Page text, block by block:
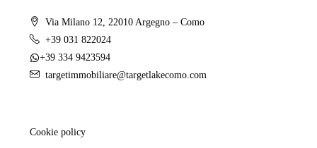
Via Milano 12, 22010 Argegno – Como
+39 031 822024
+39 334 9423594
targetimmobiliare@targetlakecomo.com
Cookie policy